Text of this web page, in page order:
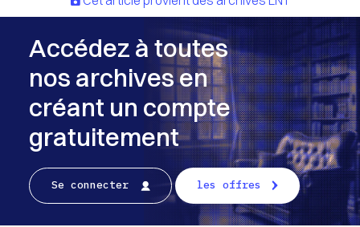
Accédez à toutes
nos archives en
créant un compte
gratuitement
Se connecter les offres